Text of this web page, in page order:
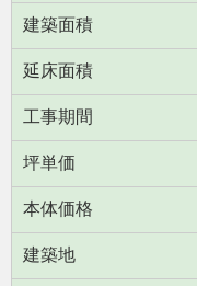
建築面積
延床面積
工事期間
坪単価
本体価格
建築地